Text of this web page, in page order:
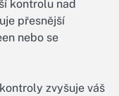
kontrolu nad
přesnější
nebo se
zvyšuje váš